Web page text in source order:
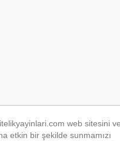
web sitesini
etkin bir şekilde sunmamızı